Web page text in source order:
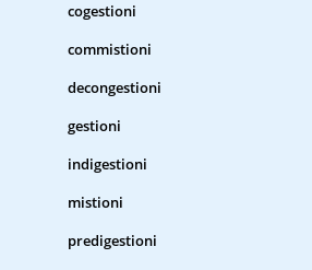
cogestioni
commistioni
decongestioni
gestioni
indigestioni
mistioni
predigestioni